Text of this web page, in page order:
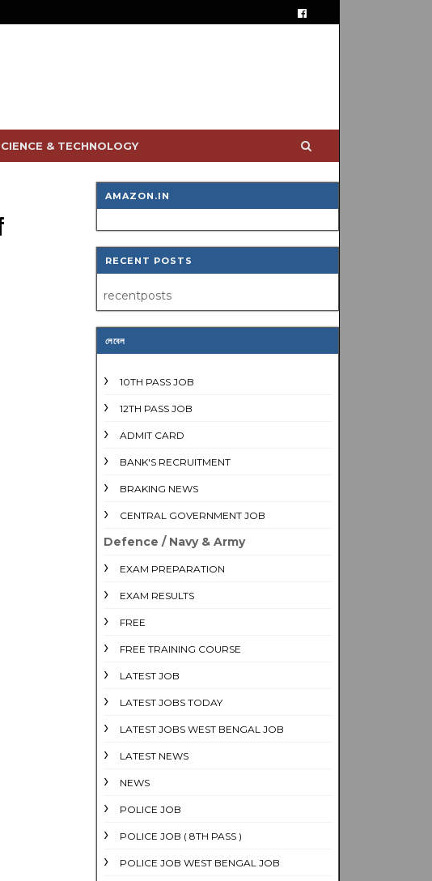
& TECHNOLOGY
AMAZON.IN
RECENT POSTS
recentposts
লেবেল
10TH PASS JOB
12TH PASS JOB
ADMIT CARD
BANK'S RECRUITMENT
BRAKING NEWS
CENTRAL GOVERNMENT JOB
Defence / Navy & Army
EXAM PREPARATION
EXAM RESULTS
FREE
FREE TRAINING COURSE
LATEST JOB
LATEST JOBS TODAY
LATEST JOBS WEST BENGAL JOB
LATEST NEWS
NEWS
POLICE JOB
POLICE JOB ( 8TH PASS )
POLICE JOB WEST BENGAL JOB